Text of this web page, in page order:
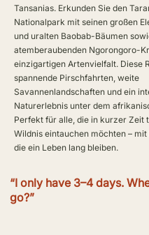
Tansanias. Erkunden Sie den
Nationalpark mit seinen großen
und uralten Baobab-Bäumen
atemberaubenden Ngorongoro-
einzigartigen Artenvielfalt. Diese
spannende Pirschfahrten, weite
Savannenlandschaften und ein
Naturerlebnis unter dem
Perfekt für alle, die in kurzer Zeit
Wildnis eintauchen möchten –
die ein Leben lang bleiben.
“I only have 3–4 days.
go?”